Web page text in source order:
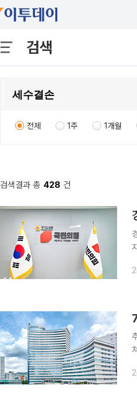
검색
전체 1주 1개월
검색결과 총 428 건
지목했다.